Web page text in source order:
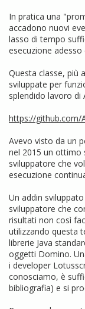
In pratica una
accadono nuovi
lasso di tempo
esecuzione
Questa classe, più
sviluppate per
splendido lavoro di
https://github.com/
Avevo visto da un
nel 2015 un ottimo
sviluppatore che
esecuzione
Un addin
sviluppatore che
risultati non così
utilizzando questa
librerie Java
oggetti Domino.
i developer
conosciamo, è
bibliografia) e si